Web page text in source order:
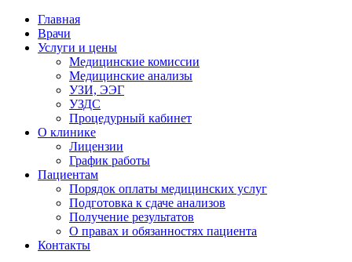
Главная
Врачи
Услуги и цены
Медицинские комиссии
Медицинские анализы
УЗИ, ЭЭГ
УЗДС
Процедурный кабинет
О клинике
Лицензии
График работы
Пациентам
Порядок оплаты медицинских услуг
Подготовка к сдаче анализов
Получение результатов
О правах и обязанностях пациента
Контакты